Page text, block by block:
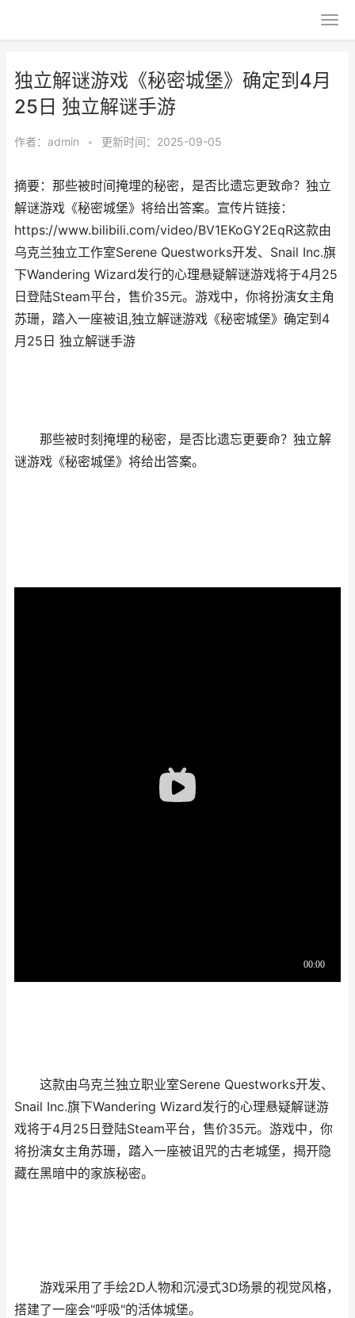
独立解谜游戏《秘密城堡》确定到4月
25日 独立解谜手游
作者： admin • 更新时间：2025-09-05
摘要：那些被时间掩埋的秘密，是否比遗忘更致命？独立
解谜游戏《秘密城堡》将给出答案。宣传片链接：
https://www.bilibili.com/video/BV1EKoGY2EqR这款由
乌克兰独立工作室Serene Questworks开发、Snail Inc.旗
下Wandering Wizard发行的心理悬疑解谜游戏将于4月25
日登陆Steam平台，售价35元。游戏中，你将扮演女主角
苏珊，踏入一座被诅,独立解谜游戏《秘密城堡》确定到4
月25日 独立解谜手游
那些被时刻掩埋的秘密，是否比遗忘更要命？独立解
谜游戏《秘密城堡》将给出答案。
这款由乌克兰独立职业室Serene Questworks开发、
Snail Inc.旗下Wandering Wizard发行的心理悬疑解谜游
戏将于4月25日登陆Steam平台，售价35元。游戏中，你
将扮演女主角苏珊，踏入一座被诅咒的古老城堡，揭开隐
藏在黑暗中的家族秘密。
游戏采用了手绘2D人物和沉浸式3D场景的视觉风格，
搭建了一座会"呼吸"的活体城堡。